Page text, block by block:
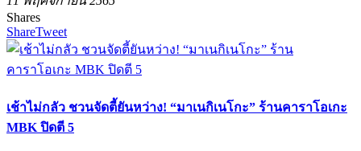
Shares
ShareTweet
เช้าไม่กลัว ชวนจัดตี้ยันหว่าง! “มาเนกิเนโกะ” ร้านคาราโอเกะ
MBK ปิดตี 5